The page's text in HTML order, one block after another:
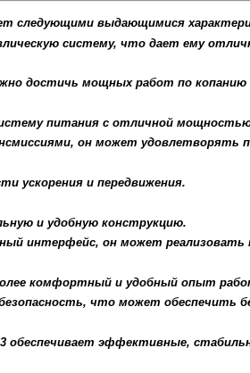
следующими выдающимися
систему, что дает ему
достичь мощных работ по копанию
питания с отличной мощностью
он может удовлетворять
ускорения и передвижения.
и удобную конструкцию.
интерфейс, он может реализовать
комфортный и удобный опыт
что может обеспечить
обеспечивает эффективные,